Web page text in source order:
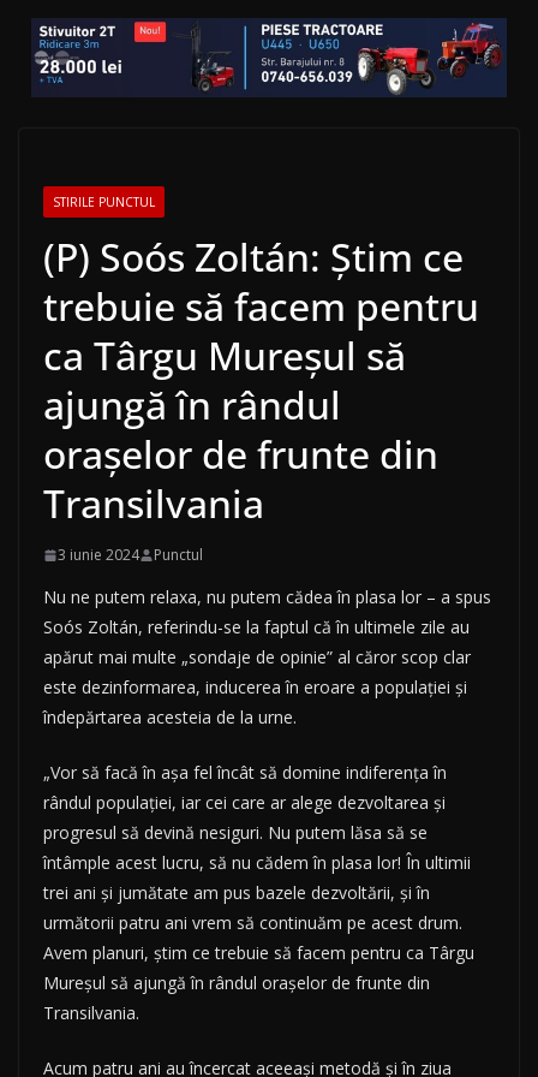
STIRILE PUNCTUL
(P) Soós Zoltán: Știm ce
trebuie să facem pentru
ca Târgu Mureșul să
ajungă în rândul
orașelor de frunte din
Transilvania
3 iunie 2024 Punctul
Nu ne putem relaxa, nu putem cădea în plasa lor – a spus
Soós Zoltán, referindu-se la faptul că în ultimele zile au
apărut mai multe „sondaje de opinie” al căror scop clar
este dezinformarea, inducerea în eroare a populației și
îndepărtarea acesteia de la urne.
„Vor să facă în așa fel încât să domine indiferența în
rândul populației, iar cei care ar alege dezvoltarea și
progresul să devină nesiguri. Nu putem lăsa să se
întâmple acest lucru, să nu cădem în plasa lor! În ultimii
trei ani și jumătate am pus bazele dezvoltării, și în
următorii patru ani vrem să continuăm pe acest drum.
Avem planuri, știm ce trebuie să facem pentru ca Târgu
Mureșul să ajungă în rândul orașelor de frunte din
Transilvania.
Acum patru ani au încercat aceeași metodă și în ziua